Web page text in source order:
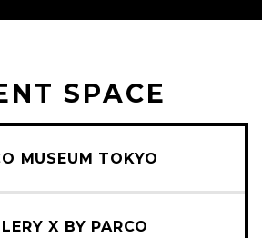
SPACE
MUSEUM TOKYO
X BY PARCO